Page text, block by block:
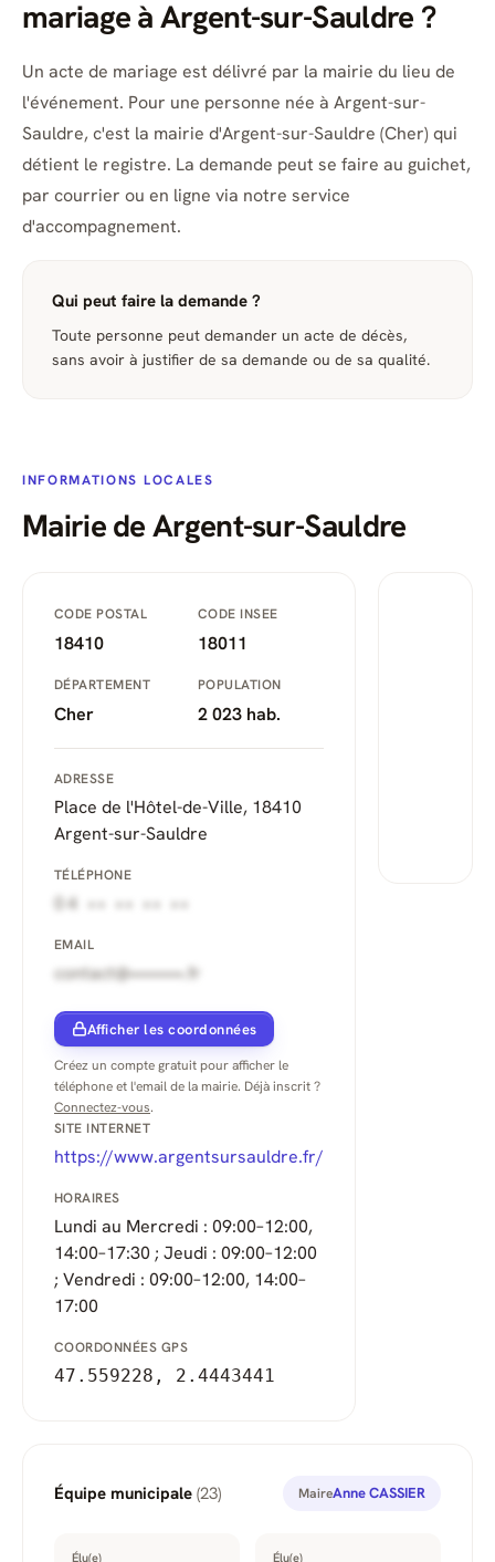
mariage à Argent-sur-Sauldre ?
Un acte de mariage est délivré par la mairie du lieu de
l'événement. Pour une personne née à Argent-sur-
Sauldre, c'est la mairie d'Argent-sur-Sauldre (Cher) qui
détient le registre. La demande peut se faire au guichet,
par courrier ou en ligne via notre service
d'accompagnement.
Qui peut faire la demande ?
Toute personne peut demander un acte de décès,
sans avoir à justifier de sa demande ou de sa qualité.
INFORMATIONS LOCALES
Mairie de Argent-sur-Sauldre
CODE POSTAL
18410
CODE INSEE
18011
DÉPARTEMENT
Cher
POPULATION
2 023 hab.
ADRESSE
Place de l'Hôtel-de-Ville, 18410
Argent-sur-Sauldre
TÉLÉPHONE
04 •• •• •• ••
EMAIL
contact@••••••••.fr
Afficher les coordonnées
Créez un compte gratuit pour afficher le
téléphone et l'email de la mairie. Déjà inscrit ?
Connectez-vous.
SITE INTERNET
https://www.argentsursauldre.fr/
HORAIRES
Lundi au Mercredi : 09:00–12:00,
14:00–17:30 ; Jeudi : 09:00–12:00
; Vendredi : 09:00–12:00, 14:00–
17:00
COORDONNÉES GPS
47.559228, 2.4443441
Équipe municipale (23) MaireAnne CASSIER
Élu(e) Élu(e)